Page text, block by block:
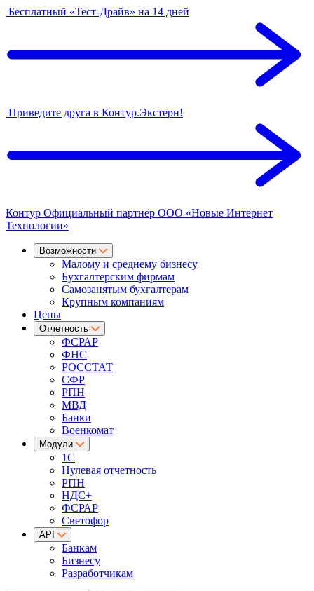
Бесплатный «Тест-Драйв» на 14 дней
Приведите друга в Контур.Экстерн!
Контур Официальный партнёр ООО «Новые Интернет
Технологии»
Возможности
Малому и среднему бизнесу
Бухгалтерским фирмам
Самозанятым бухгалтерам
Крупным компаниям
Цены
Отчетность
ФСРАР
ФНС
РОССТАТ
СФР
РПН
МВД
Банки
Военкомат
Модули
1С
Нулевая отчетность
РПН
НДС+
ФСРАР
Светофор
API
Банкам
Бизнесу
Разработчикам